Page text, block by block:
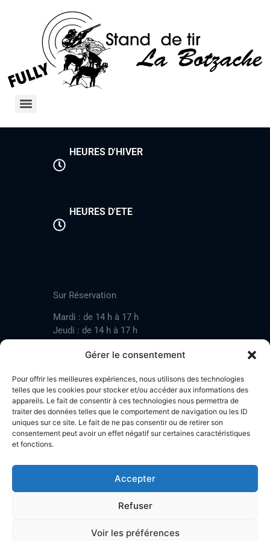
Gérer le consentement
Pour offrir les meilleures expériences, nous utilisons des technologies
telles que les cookies pour stocker et/ou accéder aux informations des
appareils. Le fait de consentir à ces technologies nous permettra de
traiter des données telles que le comportement de navigation ou les ID
uniques sur ce site. Le fait de ne pas consentir ou de retirer son
consentement peut avoir un effet négatif sur certaines caractéristiques
et fonctions.
Accepter
Refuser
Voir les préférences
HEURES D'HIVER
HEURES D'ETE
Sur Réservation
Mardi : de 14 h à 17 h
Jeudi : de 14 h à 17 h
Mardi : de 17 h à 20 h
Jeudi : de 17 h à 20 h
Samedi : de 14 h à 17 h
Stand de tir LA BOTZACHE
Près de Mazembroz
Tel: +41 (0)79 220 41 69
Plan d'accès